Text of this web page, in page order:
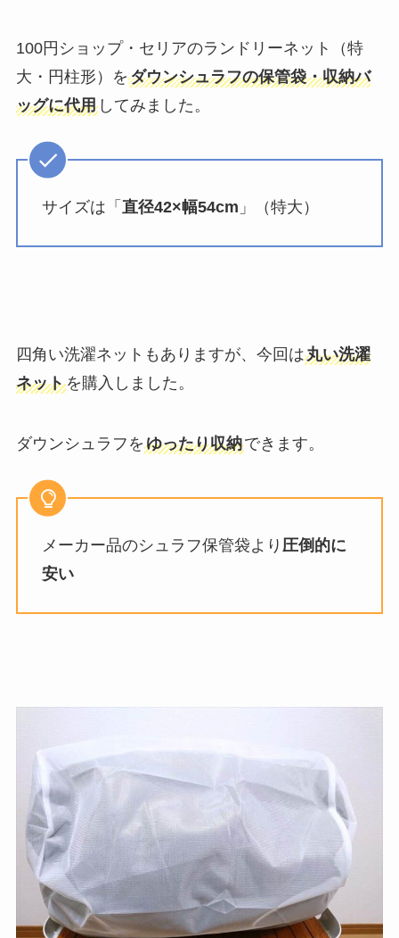
100円ショップ・セリアのランドリーネット（特
大・円柱形）をダウンシュラフの保管袋・収納バ
ッグに代用してみました。
サイズは「 直径42×幅54cm 」（特大）
四角い洗濯ネットもありますが、今回は丸い洗濯
ネットを購入しました。
ダウンシュラフをゆったり収納できます。
メーカー品のシュラフ保管袋より 圧倒的に
安い